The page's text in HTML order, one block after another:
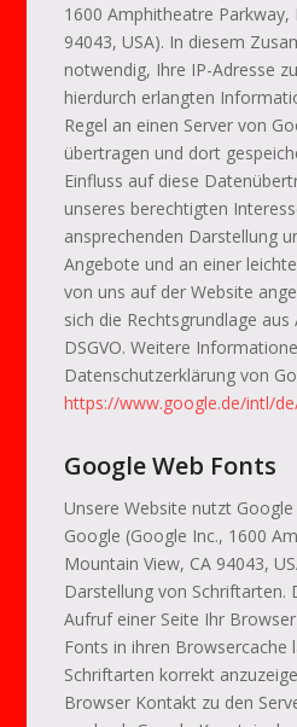
1600 Amphitheatre Parkway,
94043, USA). In diesem
notwendig, Ihre IP-Adresse
hierdurch erlangten
Regel an einen Server von
übertragen und dort
Einfluss auf diese
unseres berechtigten
ansprechenden Darstellung
Angebote und an einer
von uns auf der Website
sich die Rechtsgrundlage aus
DSGVO. Weitere
Datenschutzerklärung von
https://www.google.de/intl/
Google Web Fonts
Unsere Website nutzt
Google (Google Inc., 1600
Mountain View, CA 94043,
Darstellung von Schriftarten.
Aufruf einer Seite Ihr
Fonts in ihren Browsercache
Schriftarten korrekt
Browser Kontakt zu den